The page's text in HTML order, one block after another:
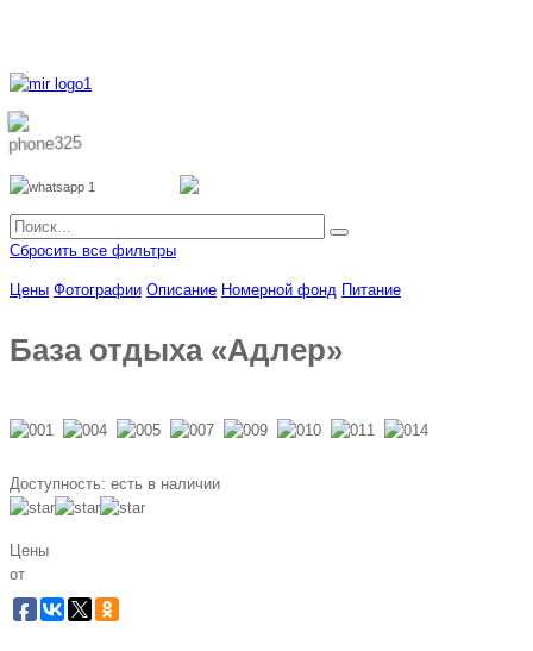
8 962 888 51 55
Сбросить все фильтры
Цены Фотографии Описание Номерной фонд Питание
База отдыха «Адлер»
Доступность: есть в наличии
Цены
от